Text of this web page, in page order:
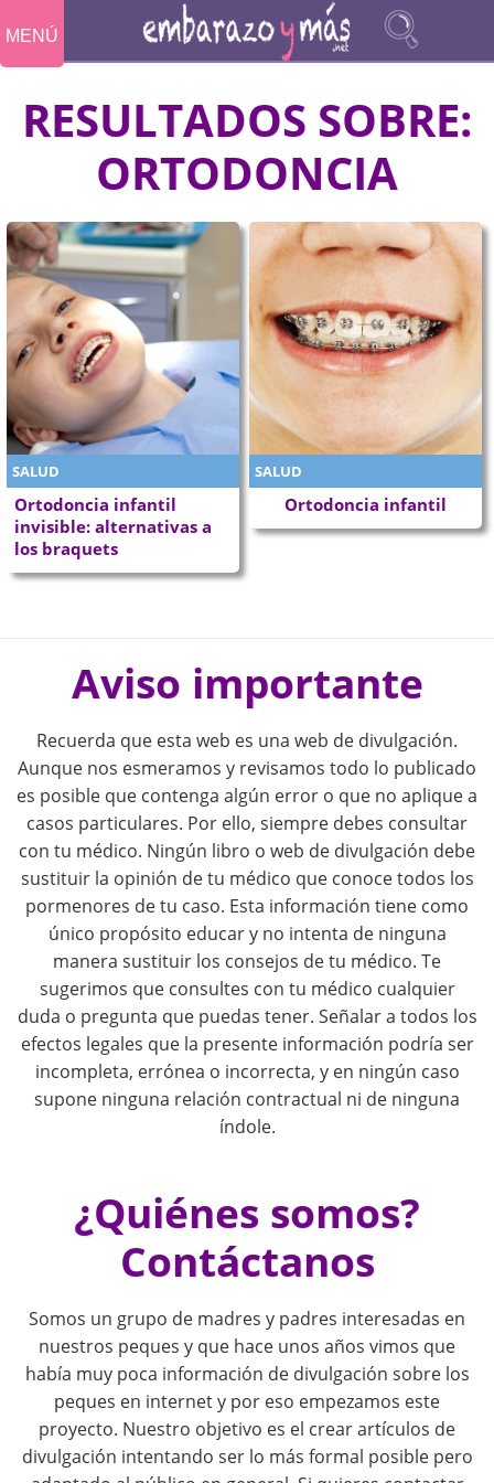
MENÚ
RESULTADOS SOBRE:
ORTODONCIA
SALUD
Ortodoncia infantil
invisible: alternativas a
los braquets
SALUD
Ortodoncia infantil
P
a
g
Aviso importante
Recuerda que esta web es una web de divulgación.
Aunque nos esmeramos y revisamos todo lo publicado
es posible que contenga algún error o que no aplique a
casos particulares. Por ello, siempre debes consultar
con tu médico. Ningún libro o web de divulgación debe
sustituir la opinión de tu médico que conoce todos los
pormenores de tu caso. Esta información tiene como
único propósito educar y no intenta de ninguna
manera sustituir los consejos de tu médico. Te
sugerimos que consultes con tu médico cualquier
duda o pregunta que puedas tener. Señalar a todos los
efectos legales que la presente información podría ser
incompleta, errónea o incorrecta, y en ningún caso
supone ninguna relación contractual ni de ninguna
índole.
¿Quiénes somos?
Contáctanos
Somos un grupo de madres y padres interesadas en
nuestros peques y que hace unos años vimos que
había muy poca información de divulgación sobre los
peques en internet y por eso empezamos este
proyecto. Nuestro objetivo es el crear artículos de
divulgación intentando ser lo más formal posible pero